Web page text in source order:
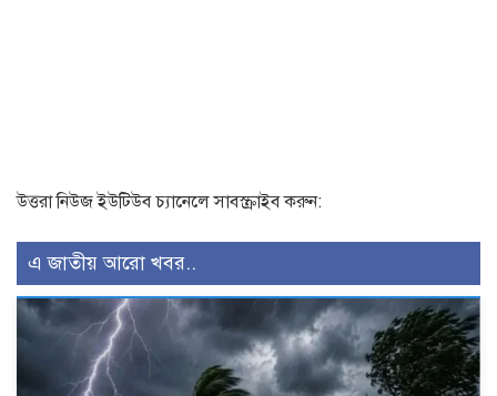
উত্তরা নিউজ ইউটিউব চ্যানেলে সাবস্ক্রাইব করুন:
এ জাতীয় আরো খবর..